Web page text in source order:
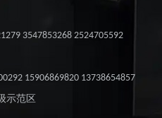
3547853268 2524705592
15906869820 13738654857
示范区